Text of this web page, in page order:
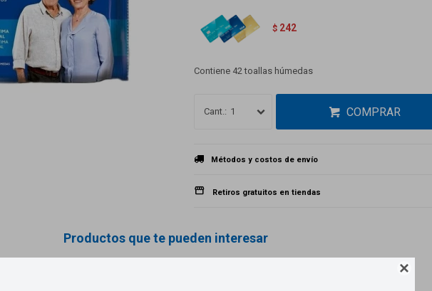

$ 242
Contiene 42 toallas húmedas
1 COMPRAR
Métodos y costos de envío
Retiros gratuitos en tiendas
Productos que te pueden interesar